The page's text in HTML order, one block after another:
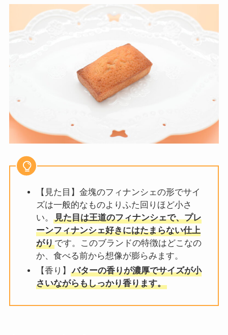
【見た目】金塊のフィナンシェの形でサイ
ズは一般的なものよりふた回りほど小さ
い。
見た目は王道のフィナンシェで、プレ
ーンフィナンシェ好きにはたまらない仕上
がりです。このブランドの特徴はどこなの
か、食べる前から想像が膨らみます。
【香り】
バターの香りが濃厚でサイズが小
さいながらもしっかり香ります。